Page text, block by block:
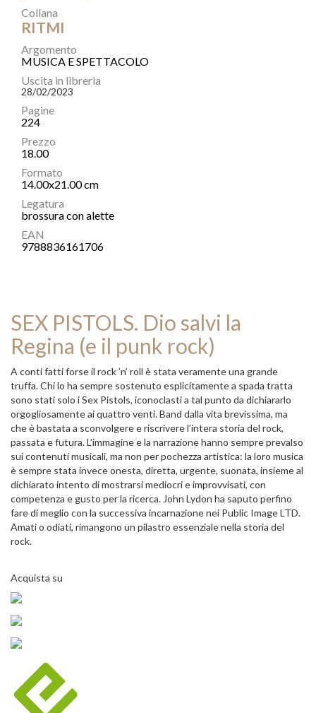
Collana
RITMI
Argomento
MUSICA E SPETTACOLO
Uscita in libreria
28/02/2023
Pagine
224
Prezzo
18.00
Formato
14.00x21.00 cm
Legatura
brossura con alette
EAN
9788836161706
SEX PISTOLS. Dio salvi la
Regina (e il punk rock)
A conti fatti forse il rock ’n’ roll è stata veramente una grande
truffa. Chi lo ha sempre sostenuto esplicitamente a spada tratta
sono stati solo i Sex Pistols, iconoclasti a tal punto da dichiararlo
orgogliosamente ai quattro venti. Band dalla vita brevissima, ma
che è bastata a sconvolgere e riscrivere l’intera storia del rock,
passata e futura. L’immagine e la narrazione hanno sempre prevalso
sui contenuti musicali, ma non per pochezza artistica: la loro musica
è sempre stata invece onesta, diretta, urgente, suonata, insieme al
dichiarato intento di mostrarsi mediocri e improvvisati, con
competenza e gusto per la ricerca. John Lydon ha saputo perfino
fare di meglio con la successiva incarnazione nei Public Image LTD.
Amati o odiati, rimangono un pilastro essenziale nella storia del
rock.
Acquista su